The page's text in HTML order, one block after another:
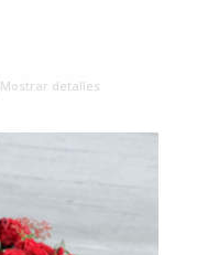
Mostrar detalles